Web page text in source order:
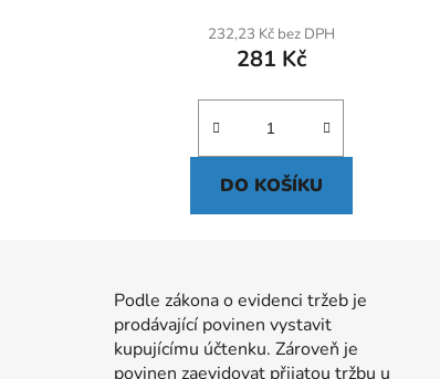
232,23 Kč bez DPH
281 Kč
DO KOŠÍKU
Podle zákona o evidenci tržeb je
prodávající povinen vystavit
kupujícímu účtenku. Zároveň je
povinen zaevidovat přijatou tržbu u